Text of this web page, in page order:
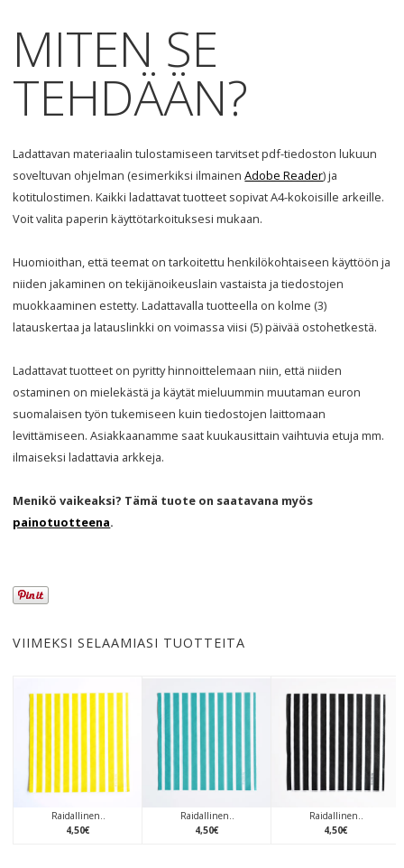
MITEN SE
TEHDÄÄN?
Ladattavan materiaalin tulostamiseen tarvitset pdf-tiedoston lukuun
soveltuvan ohjelman (esimerkiksi ilmainenAdobe Reader) ja
kotitulostimen. Kaikki ladattavat tuotteet sopivat A4-kokoisille arkeille.
Voit valita paperin käyttötarkoituksesi mukaan.
Huomioithan, että teemat on tarkoitettu henkilökohtaiseen käyttöön ja
niiden jakaminen on tekijänoikeuslain vastaista ja tiedostojen
muokkaaminen estetty. Ladattavalla tuotteella on kolme (3)
latauskertaa ja latauslinkki on voimassa viisi (5) päivää ostohetkestä.
Ladattavat tuotteet on pyritty hinnoittelemaan niin, että niiden
ostaminen on mielekästä ja käytät mieluummin muutaman euron
suomalaisen työn tukemiseen kuin tiedostojen laittomaan
levittämiseen. Asiakkaanamme saat kuukausittain vaihtuvia etuja mm.
ilmaiseksi ladattavia arkkeja.
Menikö vaikeaksi? Tämä tuote on saatavana myös
painotuotteena.
VIIMEKSI SELAAMIASI TUOTTEITA
Raidallinen..
4,50€
Raidallinen..
4,50€
Raidallinen..
4,50€